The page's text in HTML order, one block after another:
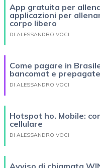
App gratuita per
applicazioni per
corpo libero
DI ALESSANDRO VOCI
Come pagare in
bancomat e
DI ALESSANDRO VOCI
Hotspot ho. Mobile:
cellulare
DI ALESSANDRO VOCI